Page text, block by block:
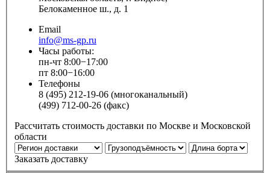
Белокаменное ш., д. 1
Email
info@ms-gp.ru
Часы работы:
пн-чт 8:00−17:00
пт 8:00−16:00
Телефоны
8 (495) 212-19-06 (многоканальный)
(499) 712-00-26 (факс)
Рассчитать стоимость доставки по Москве и Московской
области
Заказать доставку